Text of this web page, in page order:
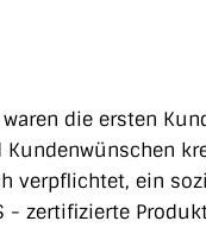
die ersten
Kundenwünschen
verpflichtet, ein
- zertifizierte